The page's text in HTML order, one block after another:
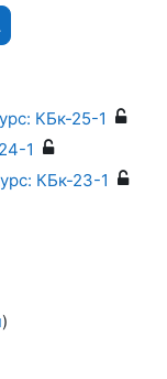
курсів
КБк-25-1
1
КБк-23-1
)